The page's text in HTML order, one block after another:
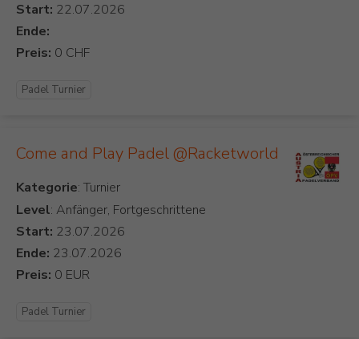
Start:
Ende:
Preis:
Padel Turnier
Come and Play Padel @Racketworld
Kategorie
Level: Anfänger, Fortgeschrittene
Start:
Ende:
Preis:
Padel Turnier